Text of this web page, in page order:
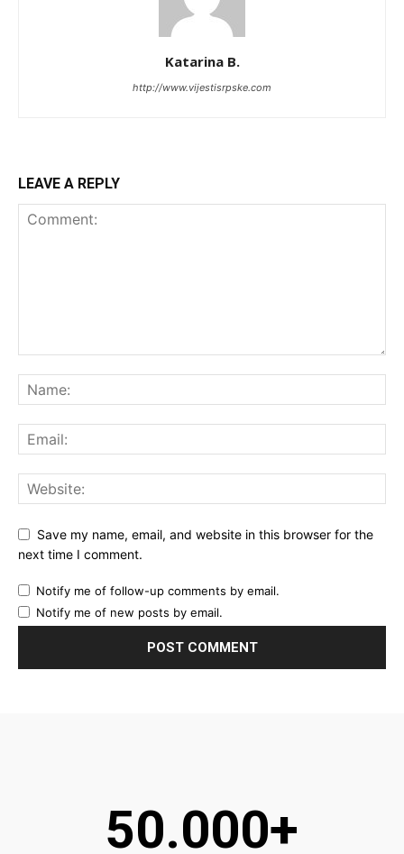
Katarina B.
http://www.vijestisrpske.com
LEAVE A REPLY
Save my name, email, and website in this browser for the
next time I comment.
Notify me of follow-up comments by email.
Notify me of new posts by email.
50.000+